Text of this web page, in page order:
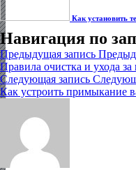
Как установить
Навигация по
Предыдущая запись
Правила очистка и ухода
Следующая запись
Как устроить примыкание